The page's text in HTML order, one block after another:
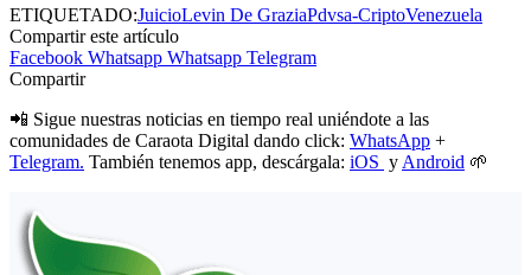
ETIQUETADO:JuicioLevin De GraziaPdvsa-CriptoVenezuela
Compartir este artículo
Facebook Whatsapp Whatsapp Telegram
Compartir
📲 Sigue nuestras noticias en tiempo real uniéndote a las
comunidades de Caraota Digital dando click: WhatsApp +
Telegram. También tenemos app, descárgala: iOS y Android 🌱